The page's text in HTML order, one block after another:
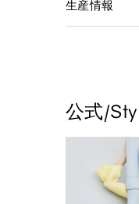
生産情報
公式/